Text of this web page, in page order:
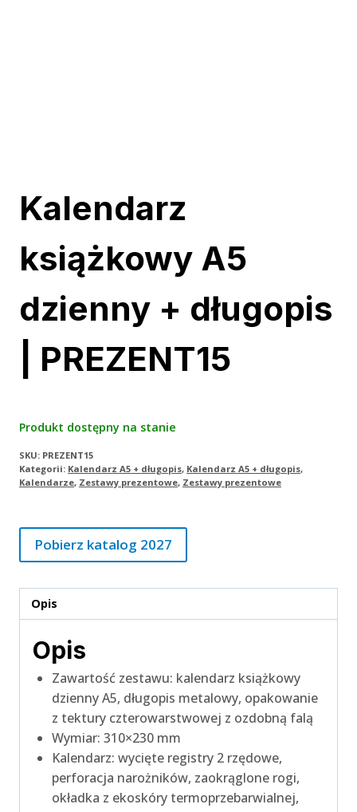
Kalendarz
książkowy A5
dzienny + długopis
| PREZENT15
Produkt dostępny na stanie
SKU: PREZENT15
Kategorii: Kalendarz A5 + długopis, Kalendarz A5 + długopis,
Kalendarze, Zestawy prezentowe, Zestawy prezentowe
Pobierz katalog 2027
Opis
Opis
Zawartość zestawu: kalendarz książkowy
dzienny A5, długopis metalowy, opakowanie
z tektury czterowarstwowej z ozdobną falą
Wymiar: 310×230 mm
Kalendarz: wycięte registry 2 rzędowe,
perforacja narożników, zaokrąglone rogi,
okładka z ekoskóry termoprzebarwialnej,